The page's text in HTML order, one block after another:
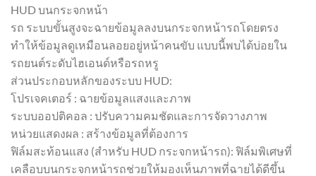
HUD บนกระจกหน้า
รถ ระบบขั้นสูงจะฉายข้อมูลลงบนกระจกหน้ารถโดยตรง
ทำให้ข้อมูลดูเหมือนลอยอยู่หน้าคนขับ แบบนี้พบได้บ่อยใน
รถยนต์ระดับไฮเอนด์หรือรถหรู
ส่วนประกอบหลักของระบบ HUD:
โปรเจคเตอร์ : ฉายข้อมูลแสงและภาพ
ระบบออปติคอล : ปรับความคมชัดและการจัดวางภาพ
หน่วยแสดงผล : สร้างข้อมูลที่ต้องการ
ฟิล์มสะท้อนแสง (สำหรับ HUD กระจกหน้ารถ): ฟิล์มพิเศษที่
เคลือบบนกระจกหน้ารถช่วยให้มองเห็นภาพที่ฉายได้ดีขึ้น